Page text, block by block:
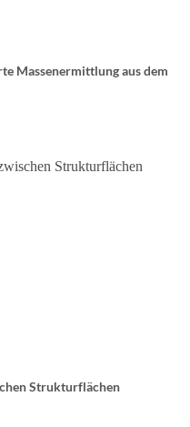
Massenermittlung aus dem
Strukturflächen